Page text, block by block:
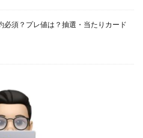
必須？プレ値は？抽選・当たりカード
PREMIUM PACK 2023
セット ラーの翼神竜
BOX
SELECTION 5